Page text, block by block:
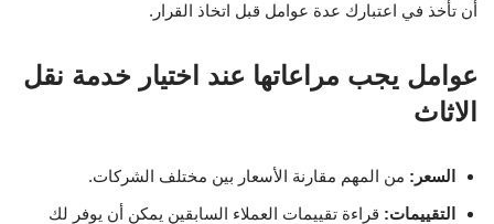
أن تأخذ في اعتبارك عدة عوامل قبل اتخاذ القرار.
عوامل يجب مراعاتها عند اختيار خدمة نقل
الاثاث
السعر: من المهم مقارنة الأسعار بين مختلف الشركات.
التقييمات: قراءة تقييمات العملاء السابقين يمكن أن يوفر لك